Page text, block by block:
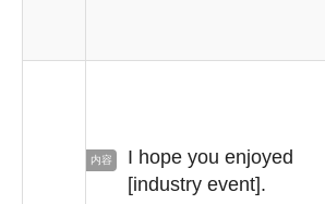
I hope you enjoyed
[industry event].